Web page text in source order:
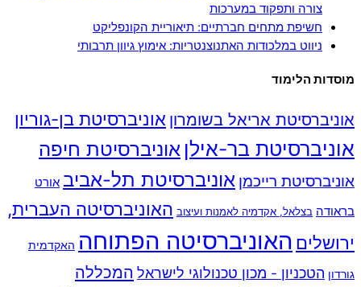
צורה ותפקוד במערכות
חשיפת מתחים חברתיים: תיאוריית הקונפליקט
ניווט במלכודות האתנוצנטריות: אימוץ גיוון תרבותי
מוסדות הלימוד
אוניברסיטת אריאל בשומרון אוניברסיטת בן-גוריון
אוניברסיטת בר-אילן אוניברסיטת חיפה
אוניברסיטת רייכמן אוניברסיטת תל-אביב אורט
בראודה בצלאל, אקדמיה לאמנות ועיצוב האוניברסיטה העברית,
ירושלים האוניברסיטה הפתוחה האקדמית
גורדון הטכניון - מכון טכנולוגי לישראל המכללה